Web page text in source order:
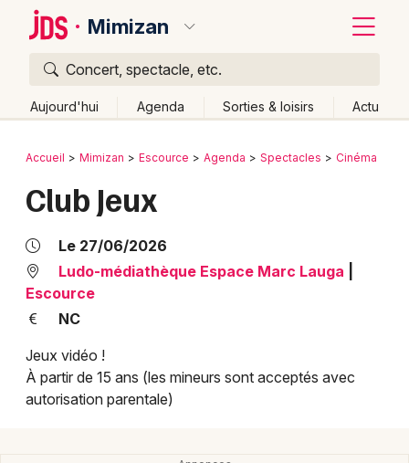
Mimizan
Concert, spectacle, etc.
Aujourd'hui Agenda Sorties & loisirs Actu
Publier un événement
Grands événements
Activité & Expérience
Manifestations
Foires & salons
Bordeaux
Lille
Lyon
Mulhouse
Retour
Accueil Mimizan Escource Agenda Spectacles Cinéma
Club Jeux
Le 27/06/2026
Ludo-médiathèque Espace Marc Lauga
Escource
NC
Jeux vidéo !
À partir de 15 ans (les mineurs sont acceptés avec
autorisation parentale)
Quoi ?
Où ?
Près de moi
Changer de lieu
Quand ?
Aujourd'hui
Demain Ce week-end Autre